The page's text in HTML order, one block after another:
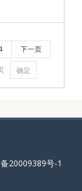
下一页
确定
20009389号-1